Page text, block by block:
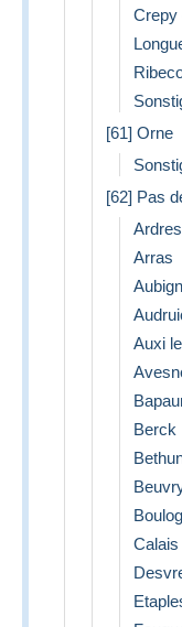
Crepy
[61] Orne
[62] Pas
Ardres
Arras
Auxi
Berck
Calais